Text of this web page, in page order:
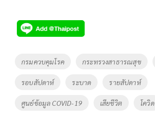
Tags
กรมควบคุมโรค กระทรวงสาธารณสุข
รอบสัปดาห์ ระบาด รายสัปดาห์
ศูนย์ข้อมูล COVID-19 เสียชีวิต โควิด